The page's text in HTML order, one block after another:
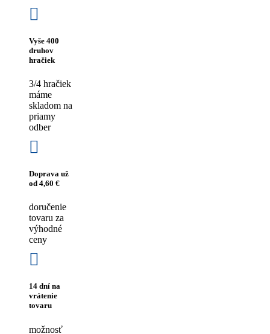
Vyše 400
druhov
hračiek
3/4 hračiek
máme
skladom na
priamy
odber
Doprava už
od 4,60 €
doručenie
tovaru za
výhodné
ceny
14 dní na
vrátenie
tovaru
možnosť